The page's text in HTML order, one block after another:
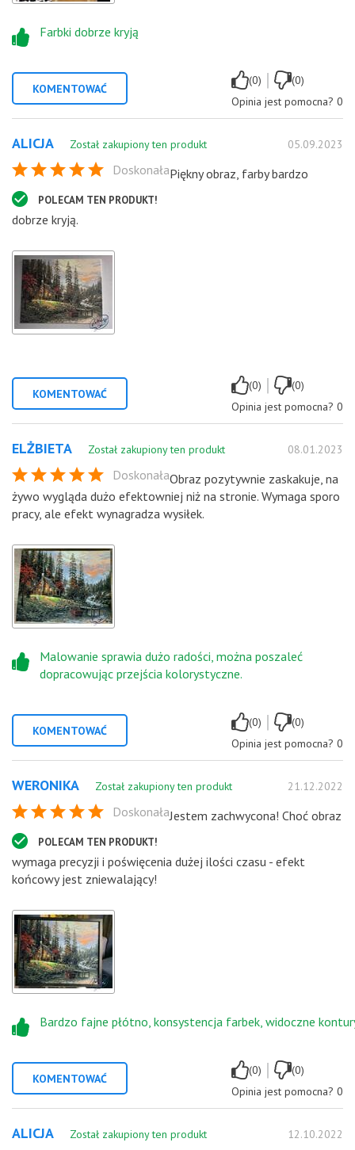
Farbki dobrze kryją
KOMENTOWAĆ
(0) |
(0)
Opinia jest pomocna? 0
ALICJA Został zakupiony ten produkt 05.09.2023
Doskonała
POLECAM TEN PRODUKT!
Piękny obraz, farby bardzo
dobrze kryją.
KOMENTOWAĆ
(0) |
(0)
Opinia jest pomocna? 0
ELŻBIETA Został zakupiony ten produkt 08.01.2023
DoskonałaObraz pozytywnie zaskakuje, na
żywo wygląda dużo efektowniej niż na stronie. Wymaga sporo
pracy, ale efekt wynagradza wysiłek.
Malowanie sprawia dużo radości, można poszaleć
dopracowując przejścia kolorystyczne.
KOMENTOWAĆ
(0) |
(0)
Opinia jest pomocna? 0
WERONIKA Został zakupiony ten produkt 21.12.2022
Doskonała
POLECAM TEN PRODUKT!
Jestem zachwycona! Choć obraz
wymaga precyzji i poświęcenia dużej ilości czasu - efekt
końcowy jest zniewalający!
Bardzo fajne płótno, konsystencja farbek, widoczne
KOMENTOWAĆ
(0) |
(0)
Opinia jest pomocna? 0
ALICJA Został zakupiony ten produkt 12.10.2022